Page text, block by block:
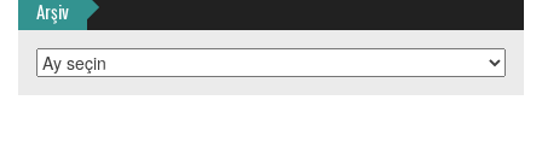
Arşiv
Arşiv